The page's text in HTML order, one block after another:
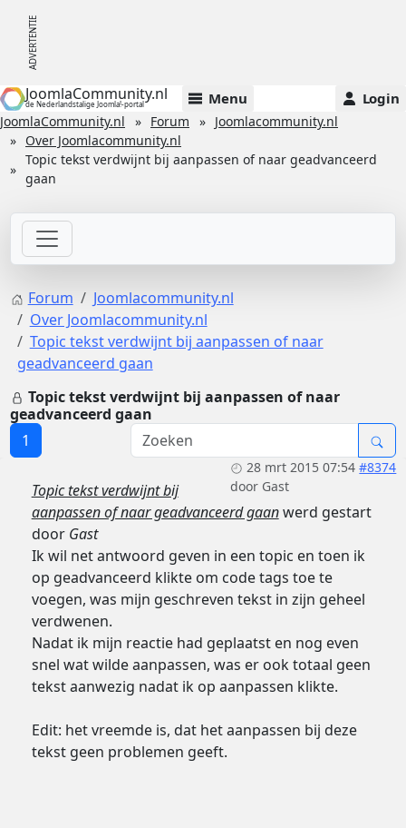
JoomlaCommunity.nl
de Nederlandstalige Joomla!-portal Menu Login
JoomlaCommunity.nl Forum
Joomlacommunity.nl
Over Joomlacommunity.nl
Topic tekst verdwijnt bij aanpassen of naar geadvanceerd
gaan
Forum
Joomlacommunity.nl
Over Joomlacommunity.nl
Topic tekst verdwijnt bij aanpassen of naar
geadvanceerd gaan
Topic tekst verdwijnt bij aanpassen of naar
geadvanceerd gaan
1
28 mrt 2015 07:54 #8374
door Gast
Topic tekst verdwijnt bij
aanpassen of naar geadvanceerd gaanwerd gestart
door Gast
Ik wil net antwoord geven in een topic en toen ik
op geadvanceerd klikte om code tags toe te
voegen, was mijn geschreven tekst in zijn geheel
verdwenen.
Nadat ik mijn reactie had geplaatst en nog even
snel wat wilde aanpassen, was er ook totaal geen
tekst aanwezig nadat ik op aanpassen klikte.
Edit: het vreemde is, dat het aanpassen bij deze
tekst geen problemen geeft.